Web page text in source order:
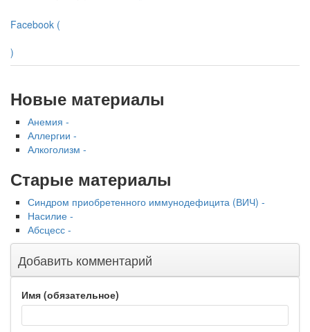
Facebook (
)
Новые материалы
Анемия -
Аллергии -
Алкоголизм -
Старые материалы
Синдром приобретенного иммунодефицита (ВИЧ) -
Насилие -
Абсцесс -
Добавить комментарий
Имя (обязательное)